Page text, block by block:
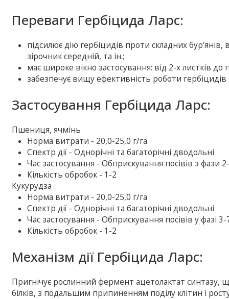
Переваги Гербіцида Ларс:
підсилює дію гербіцидів проти складних
зірочник середній, та ін.;
має широке вікно застосування: від 2-х листків
забезпечує вищу ефективність роботи
Застосування Гербіцида Ларс:
Пшениця, ячмінь
Норма витрати - 20,0-25,0 г/га
Спектр дії - Однорічні та багаторічні дводольні
Час застосування - Обприскування посівів з
Кількість обробок - 1-2
Кукурудза
Норма витрати - 20,0-25,0 г/га
Спектр дії - Однорічні та багаторічні дводольні
Час застосування - Обприскування посівів у фазі
Кількість обробок - 1-2
Механізм дії Гербіцида Ларс:
Пригнічує рослинний фермент ацетолактат синтазу,
білків, з подальшим припиненням поділу клітин і